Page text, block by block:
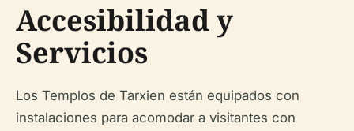
Accesibilidad y
Servicios
Los Templos de Tarxien están equipados con
instalaciones para acomodar a visitantes con